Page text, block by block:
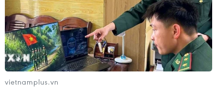
08/08/2026 14:19
Trung Quốc nâng mức ứng phó khẩn
cấp với bão Dolphin
vietnamplus.vn